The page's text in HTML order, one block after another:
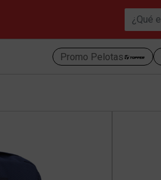
Promo Pelotas